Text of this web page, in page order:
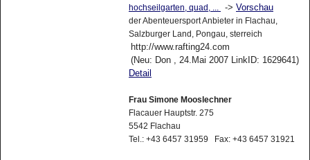
hochseilgarten, quad, ...
-> Vorschau
der Abenteuersport Anbieter in Flachau,
Salzburger Land, Pongau, sterreich
http://www.rafting24.com
(Neu: Don , 24.Mai 2007 LinkID: 1629641)
Detail
Frau Simone Mooslechner
Flacauer Hauptstr. 275
5542 Flachau
Tel.: +43 6457 31959 Fax: +43 6457 31921